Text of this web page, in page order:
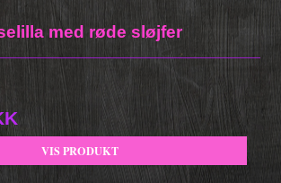
med røde sløjfer
VIS PRODUKT